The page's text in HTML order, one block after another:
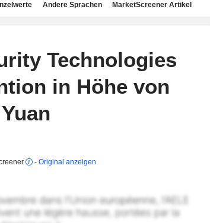
Andere Sprachen MarketScreener Artikel
Technologies
in Höhe von
- Original anzeigen